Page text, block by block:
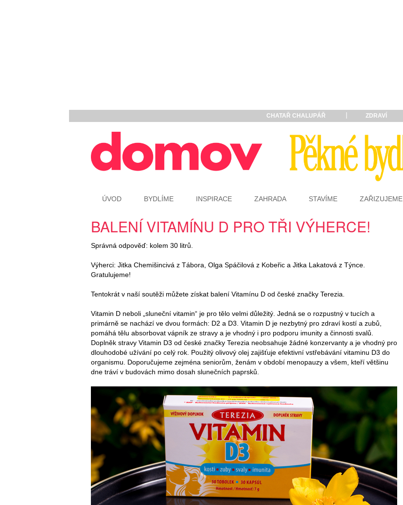
CHATAŘ CHALUPÁŘ ZDRAVÍ
ÚVOD BYDLÍME INSPIRACE ZAHRADA STAVÍME ZAŘIZUJEME
BALENÍ VITAMÍNU D PRO TŘI VÝHERCE!
Správná odpověď: kolem 30 litrů.
Výherci: Jitka Chemišincivá z Tábora, Olga Spáčilová z Kobeřic a Jitka Lakatová z Týnce.
Gratulujeme!
Tentokrát v naší soutěži můžete získat balení Vitamínu D od české značky Terezia.
Vitamin D neboli „sluneční vitamin“ je pro tělo velmi důležitý. Jedná se o rozpustný v tucích a
primárně se nachází ve dvou formách: D2 a D3. Vitamin D je nezbytný pro zdraví kostí a zubů,
pomáhá tělu absorbovat vápník ze stravy a je vhodný i pro podporu imunity a činnosti svalů.
Doplněk stravy Vitamin D3 od české značky Terezia neobsahuje žádné konzervanty a je vhodný pro
dlouhodobé užívání po celý rok. Použitý olivový olej zajišťuje efektivní vstřebávání vitaminu D3 do
organismu. Doporučujeme zejména seniorům, ženám v období menopauzy a všem, kteří většinu
dne tráví v budovách mimo dosah slunečních paprsků.